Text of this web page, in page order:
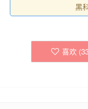
黑
喜欢 (